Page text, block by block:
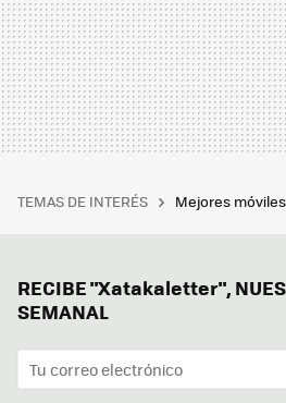
TEMAS DE INTERÉS Mejores móviles
RECIBE "Xatakaletter",
SEMANAL